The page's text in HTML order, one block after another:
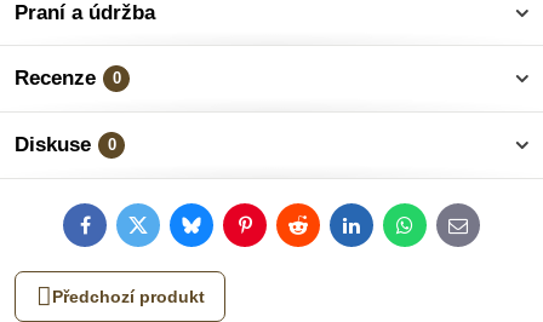
Praní a údržba
Recenze 0
Diskuse 0
FacebookTwitterBlueskyPinterestRedditLinkedInWhatsApp
E-
mail
Předchozí produkt